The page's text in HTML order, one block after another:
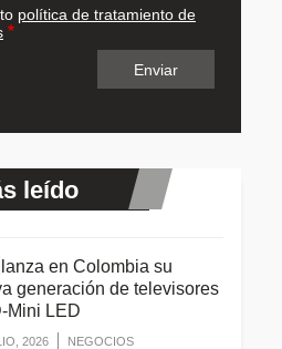
política de tratamiento de
leído
en Colombia su
generación de televisores
Mini LED
2026 NEGOCIOS